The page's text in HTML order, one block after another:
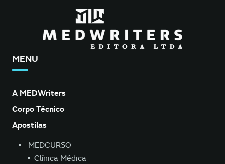
MENU
A MEDWriters
Corpo Técnico
Apostilas
MEDCURSO
Clínica Médica